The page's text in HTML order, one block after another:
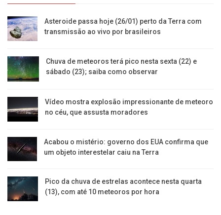
Asteroide passa hoje (26/01) perto da Terra com
transmissão ao vivo por brasileiros
Chuva de meteoros terá pico nesta sexta (22) e
sábado (23); saiba como observar
Vídeo mostra explosão impressionante de meteoro
no céu, que assusta moradores
Acabou o mistério: governo dos EUA confirma que
um objeto interestelar caiu na Terra
Pico da chuva de estrelas acontece nesta quarta
(13), com até 10 meteoros por hora